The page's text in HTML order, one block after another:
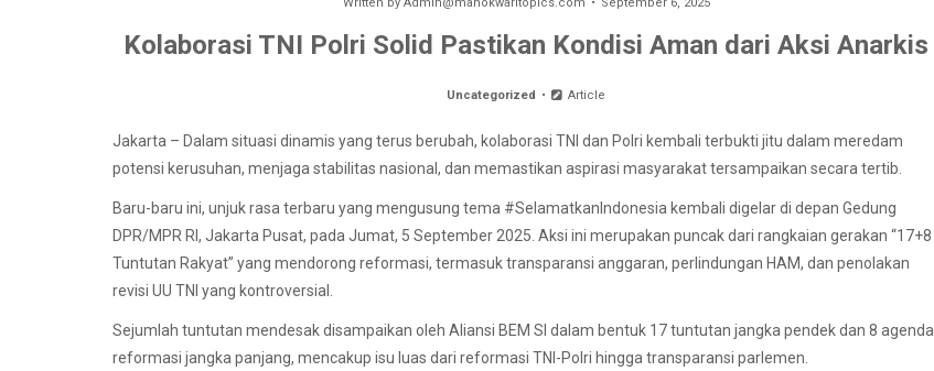
Kolaborasi TNI Polri Solid Pastikan Kondisi Aman dari Aksi Anarkis
Uncategorized Article
Jakarta – Dalam situasi dinamis yang terus berubah, kolaborasi TNI dan Polri kembali terbukti jitu dalam meredam
potensi kerusuhan, menjaga stabilitas nasional, dan memastikan aspirasi masyarakat tersampaikan secara tertib.
Baru-baru ini, unjuk rasa terbaru yang mengusung tema #SelamatkanIndonesia kembali digelar di depan Gedung
DPR/MPR RI, Jakarta Pusat, pada Jumat, 5 September 2025. Aksi ini merupakan puncak dari rangkaian gerakan “17+8
Tuntutan Rakyat” yang mendorong reformasi, termasuk transparansi anggaran, perlindungan HAM, dan penolakan
revisi UU TNI yang kontroversial.
Sejumlah tuntutan mendesak disampaikan oleh Aliansi BEM SI dalam bentuk 17 tuntutan jangka pendek dan 8 agenda
reformasi jangka panjang, mencakup isu luas dari reformasi TNI-Polri hingga transparansi parlemen.